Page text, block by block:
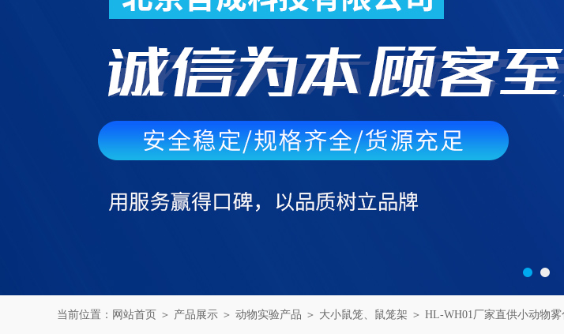
当前位置： 网站首页 ＞ 产品展示 ＞ 动物实验产品 ＞ 大小鼠笼、鼠笼架 ＞ HL-WH01厂家直供小动物